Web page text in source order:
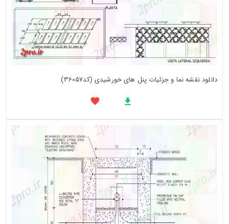
دانلود نقشه نما و جزئیات پنل های خورشیدی (کد36057)